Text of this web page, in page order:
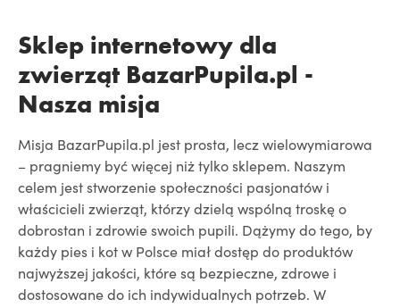
Sklep internetowy dla
zwierząt BazarPupila.pl -
Nasza misja
Misja BazarPupila.pl jest prosta, lecz wielowymiarowa
– pragniemy być więcej niż tylko sklepem. Naszym
celem jest stworzenie społeczności pasjonatów i
właścicieli zwierząt, którzy dzielą wspólną troskę o
dobrostan i zdrowie swoich pupili. Dążymy do tego, by
każdy pies i kot w Polsce miał dostęp do produktów
najwyższej jakości, które są bezpieczne, zdrowe i
dostosowane do ich indywidualnych potrzeb. W